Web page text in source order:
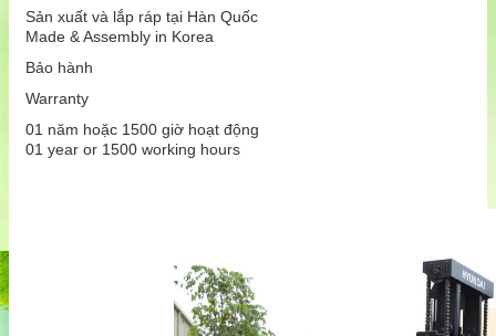
Sản xuất và lắp ráp tại Hàn Quốc
Made & Assembly in Korea
Bảo hành
Warranty
01 năm hoặc 1500 giờ hoạt động
01 year or 1500 working hours